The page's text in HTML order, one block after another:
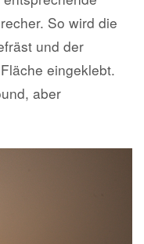
So wird die
und der
eingeklebt.
aber